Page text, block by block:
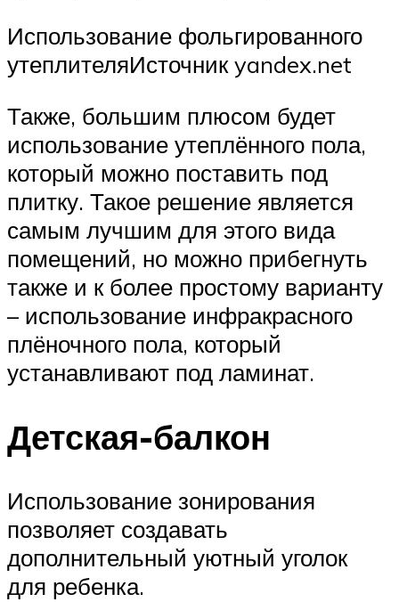
Использование фольгированного
утеплителяИсточник yandex.net
Также, большим плюсом будет
использование утеплённого пола,
который можно поставить под
плитку. Такое решение является
самым лучшим для этого вида
помещений, но можно прибегнуть
также и к более простому варианту
– использование инфракрасного
плёночного пола, который
устанавливают под ламинат.
Детская-балкон
Использование зонирования
позволяет создавать
дополнительный уютный уголок
для ребенка.